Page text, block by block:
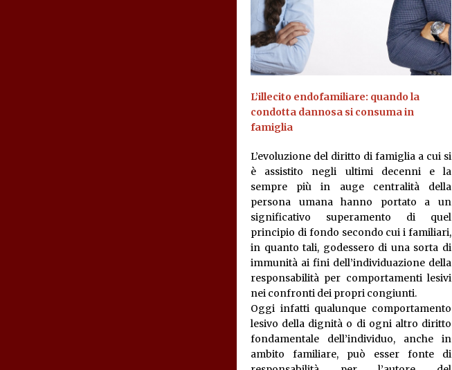
L’illecito endofamiliare: quando la
condotta dannosa si consuma in
famiglia
L’evoluzione del diritto di famiglia a cui si
è assistito negli ultimi decenni e la
sempre più in auge centralità della
persona umana hanno portato a un
significativo superamento di quel
principio di fondo secondo cui i familiari,
in quanto tali, godessero di una sorta di
immunità ai fini dell’individuazione della
responsabilità per comportamenti lesivi
nei confronti dei propri congiunti.
Oggi infatti qualunque comportamento
lesivo della dignità o di ogni altro diritto
fondamentale dell’individuo, anche in
ambito familiare, può esser fonte di